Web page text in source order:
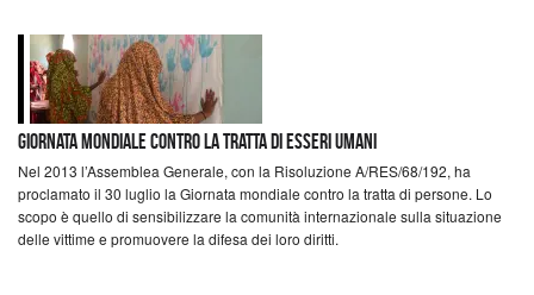
Giornata mondiale contro la tratta di esseri umani
Nel 2013 l’Assemblea Generale, con la Risoluzione A/RES/68/192, ha
proclamato il 30 luglio la Giornata mondiale contro la tratta di persone. Lo
scopo è quello di sensibilizzare la comunità internazionale sulla situazione
delle vittime e promuovere la difesa dei loro diritti.